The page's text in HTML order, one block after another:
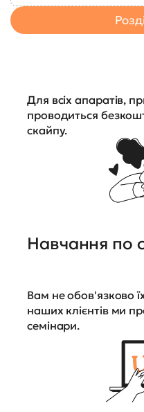
Для всіх апаратів,
проводиться
скайпу.
Навчання по
Вам не обов'язково
наших клієнтів ми
семінари.